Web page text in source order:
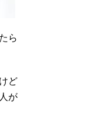
ら
ど
が